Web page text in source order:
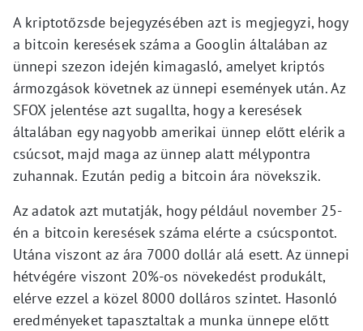
A kriptotőzsde bejegyzésében azt is megjegyzi, hogy
a bitcoin keresések száma a Googlin általában az
ünnepi szezon idején kimagasló, amelyet kriptós
ármozgások követnek az ünnepi események után. Az
SFOX jelentése azt sugallta, hogy a keresések
általában egy nagyobb amerikai ünnep előtt elérik a
csúcsot, majd maga az ünnep alatt mélypontra
zuhannak. Ezután pedig a bitcoin ára növekszik.
Az adatok azt mutatják, hogy például november 25-
én a bitcoin keresések száma elérte a csúcspontot.
Utána viszont az ára 7000 dollár alá esett. Az ünnepi
hétvégére viszont 20%-os növekedést produkált,
elérve ezzel a közel 8000 dolláros szintet. Hasonló
eredményeket tapasztaltak a munka ünnepe előtt